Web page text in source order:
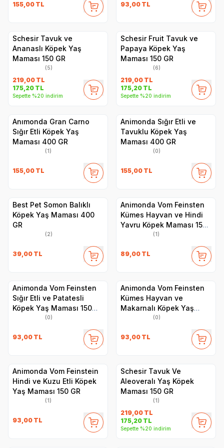
155,00 TL 93,00 TL
Schesir Tavuk ve
Ananaslı Köpek Yaş
Maması 150 GR
(5)
219,00 TL
175,20 TL
Sepette %20 indirim
Schesir Fruit Tavuk ve
Papaya Köpek Yaş
Maması 150 GR
(6)
219,00 TL
175,20 TL
Sepette %20 indirim
Anımonda Gran Carno
Sığır Etli Köpek Yaş
Maması 400 GR
(1)
155,00 TL
Animonda Sığır Etli ve
Tavuklu Köpek Yaş
Maması 400 GR
(0)
155,00 TL
Best Pet Somon Balıklı
Köpek Yaş Maması 400
GR
(2)
39,00 TL
Animonda Vom Feinsten
Kümes Hayvan ve Hindi
Yavru Köpek Maması 150
(1)
89,00 TL
Animonda Vom Feinsten
Sığır Etli ve Patatesli
Köpek Yaş Maması 150
(0)
93,00 TL
Animonda Vom Feinsten
Kümes Hayvan ve
Makarnalı Köpek Yaş
Maması 150 GR
(0)
93,00 TL
Animonda Vom Feinstein
Hindi ve Kuzu Etli Köpek
Yaş Maması 150 GR
(1)
93,00 TL
Schesir Tavuk Ve
Aleoveralı Yaş Köpek
Maması 150 GR
(1)
219,00 TL
175,20 TL
Sepette %20 indirim